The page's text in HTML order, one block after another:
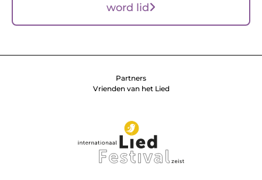
word lid
Partners
Vrienden van het Lied